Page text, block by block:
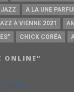
JAZZ
A LA UNE
À VIENNE 2021
CHICK CORÉA
ONLINE”